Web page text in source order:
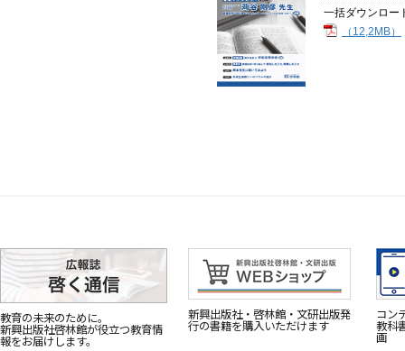
一括ダウンロー
（12,2MB）
教育の未来のために。
新興出版社啓林館が役立つ教育情
報をお届けします。
新興出版社・啓林館・文研出版発
行の書籍を購入いただけます
コン
教科
画